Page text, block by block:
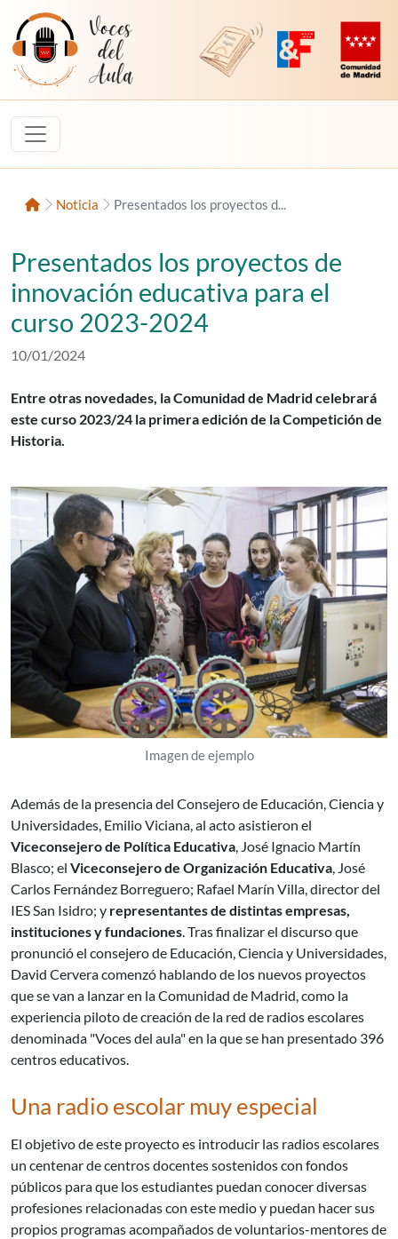
Saltar al contenido
Voces del Aula
Revista Digital de EducaMadrid
Plataforma de
InicioNoticia Presentados los proyectos d...
Presentados los proyectos de
innovación educativa para el
curso 2023-2024
Fecha de publicación:
10/01/2024
Entre otras novedades, la Comunidad de Madrid celebrará
este curso 2023/24 la primera edición de la Competición de
Historia.
Imagen de ejemplo
Además de la presencia del Consejero de Educación, Ciencia y
Universidades, Emilio Viciana, al acto asistieron el
Viceconsejero de Política Educativa , José Ignacio Martín
Blasco; el Viceconsejero de Organización Educativa , José
Carlos Fernández Borreguero; Rafael Marín Villa, director del
IES San Isidro; y representantes de distintas empresas,
instituciones y fundaciones . Tras finalizar el discurso que
pronunció el consejero de Educación, Ciencia y Universidades,
David Cervera comenzó hablando de los nuevos proyectos
que se van a lanzar en la Comunidad de Madrid, como la
experiencia piloto de creación de la red de radios escolares
denominada "Voces del aula" en la que se han presentado 396
centros educativos.
Una radio escolar muy especial
El objetivo de este proyecto es introducir las radios escolares
un centenar de centros docentes sostenidos con fondos
públicos para que los estudiantes puedan conocer diversas
profesiones relacionadas con este medio y puedan hacer sus
propios programas acompañados de voluntarios-mentores de